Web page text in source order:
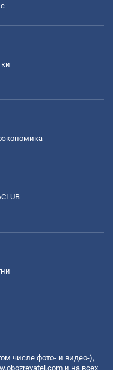
числе фото- и видео-),
и на всех